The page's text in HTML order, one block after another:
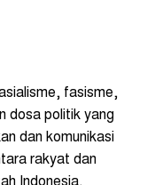
fasisme,
dosa politik yang
dan komunikasi
rakyat dan
Indonesia.